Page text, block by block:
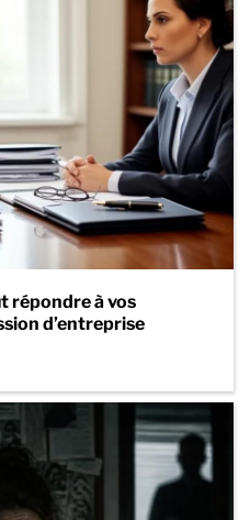
répondre à vos
d’entreprise